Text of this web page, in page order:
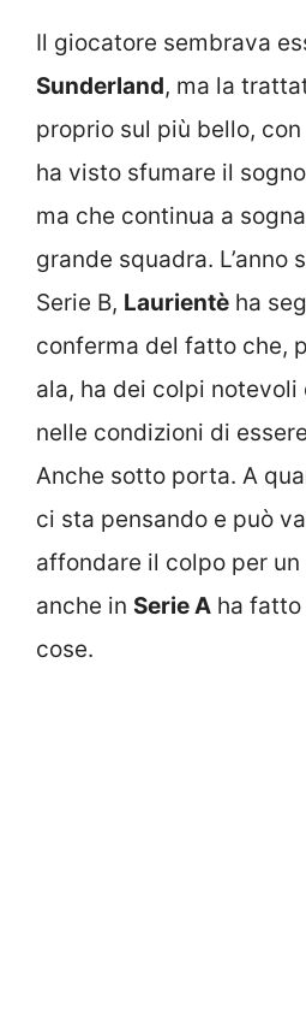
Il giocatore sembrava
Sunderland, ma la
proprio sul più bello,
ha visto sfumare il sogno
ma che continua a
grande squadra. L’anno
Serie B, Laurientè ha
conferma del fatto che,
ala, ha dei colpi
nelle condizioni di
Anche sotto porta. A
ci sta pensando e può
affondare il colpo per un
anche in Serie A ha
cose.